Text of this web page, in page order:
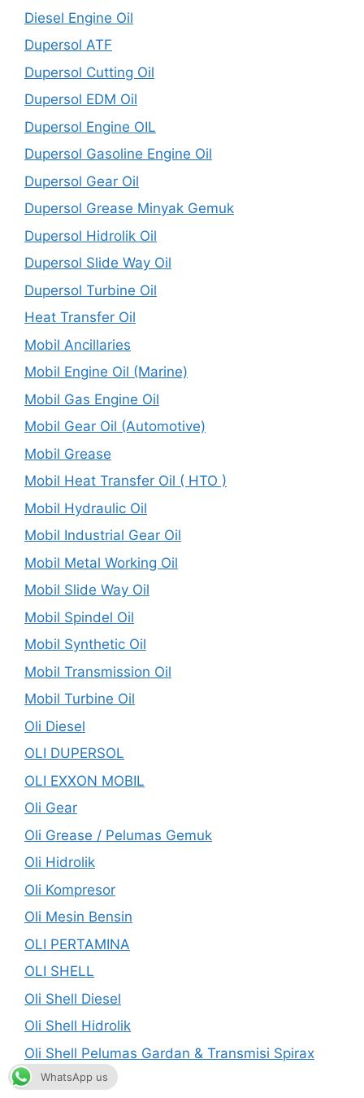
Diesel Engine Oil
Dupersol ATF
Dupersol Cutting Oil
Dupersol EDM Oil
Dupersol Engine OIL
Dupersol Gasoline Engine Oil
Dupersol Gear Oil
Dupersol Grease Minyak Gemuk
Dupersol Hidrolik Oil
Dupersol Slide Way Oil
Dupersol Turbine Oil
Heat Transfer Oil
Mobil Ancillaries
Mobil Engine Oil (Marine)
Mobil Gas Engine Oil
Mobil Gear Oil (Automotive)
Mobil Grease
Mobil Heat Transfer Oil ( HTO )
Mobil Hydraulic Oil
Mobil Industrial Gear Oil
Mobil Metal Working Oil
Mobil Slide Way Oil
Mobil Spindel Oil
Mobil Synthetic Oil
Mobil Transmission Oil
Mobil Turbine Oil
Oli Diesel
OLI DUPERSOL
OLI EXXON MOBIL
Oli Gear
Oli Grease / Pelumas Gemuk
Oli Hidrolik
Oli Kompresor
Oli Mesin Bensin
OLI PERTAMINA
OLI SHELL
Oli Shell Diesel
Oli Shell Hidrolik
Oli Shell Pelumas Gardan & Transmisi Spirax
Oli Transmisi
WhatsApp us